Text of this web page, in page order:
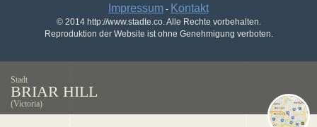
Impressum - Kontakt
© 2014 http://www.stadte.co. Alle Rechte vorbehalten.
Reproduktion der Website ist ohne Genehmigung verboten.
Stadt
BRIAR HILL
(Victoria)